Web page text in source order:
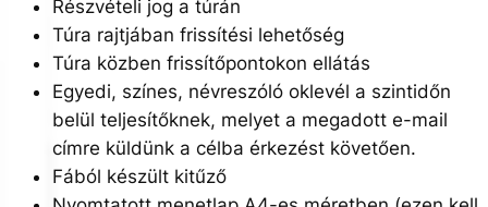
Részvételi jog a túrán
Túra rajtjában frissítési lehetőség
Túra közben frissítőpontokon ellátás
Egyedi, színes, névreszóló oklevél a szintidőn
belül teljesítőknek, melyet a megadott e-mail
címre küldünk a célba érkezést követően.
Fából készült kitűző